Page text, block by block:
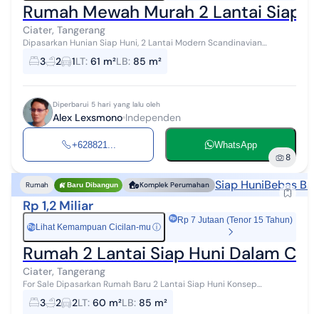
Rumah Mewah Murah 2 Lantai Siap
Ciater, Tangerang
Dipasarkan Hunian Siap Huni, 2 Lantai Modern Scandinavian
Dikawasan Strategis Ciater BSD Tangerang Selatan. Rumah eksklusif
dalam perumahan clus...
3 2 1LT: 61 m²LB: 85 m²
Diperbarui 5 hari yang lalu oleh
Alex Lexsmono Independen
+628821... WhatsApp
8
Rumah Baru Dibangun Komplek Perumahan Siap HuniBebas
Rp 1,2 Miliar
Rp Lihat Kemampuan Cicilan-mu ⓘ
Rp 7 Jutaan (Tenor 15 Tahun)
Rumah 2 Lantai Siap Huni Dalam
Ciater, Tangerang
For Sale Dipasarkan Rumah Baru 2 Lantai Siap Huni Konsep
Scandinavian Dalam Cluster Exclusive Dekat BSD City, Pamulang
dan Ciputat di Ciater Raya ...
3 2 2LT: 60 m²LB: 85 m²